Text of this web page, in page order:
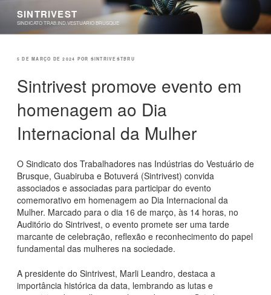
Pular
SINTRIVEST
SINDICATO TRAB.IND.VESTUARIO BRUSQUE
PUBLICADO
5 DE MARÇO DE 2024 POR SINTRIVESTBRU
Sintrivest promove evento em
homenagem ao Dia
Internacional da Mulher
O Sindicato dos Trabalhadores nas Indústrias do Vestuário de
Brusque, Guabiruba e Botuverá (Sintrivest) convida
associados e associadas para participar do evento
comemorativo em homenagem ao Dia Internacional da
Mulher. Marcado para o dia 16 de março, às 14 horas, no
Auditório do Sintrivest, o evento promete ser uma tarde
marcante de celebração, reflexão e reconhecimento do papel
fundamental das mulheres na sociedade.
A presidente do Sintrivest, Marli Leandro, destaca a
importância histórica da data, lembrando as lutas e